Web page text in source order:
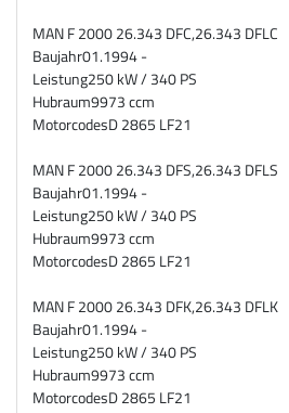
MAN F 2000 26.343 DFC,26.343 DFLC
Baujahr01.1994 -
Leistung250 kW / 340 PS
Hubraum9973 ccm
MotorcodesD 2865 LF21
MAN F 2000 26.343 DFS,26.343 DFLS
Baujahr01.1994 -
Leistung250 kW / 340 PS
Hubraum9973 ccm
MotorcodesD 2865 LF21
MAN F 2000 26.343 DFK,26.343 DFLK
Baujahr01.1994 -
Leistung250 kW / 340 PS
Hubraum9973 ccm
MotorcodesD 2865 LF21